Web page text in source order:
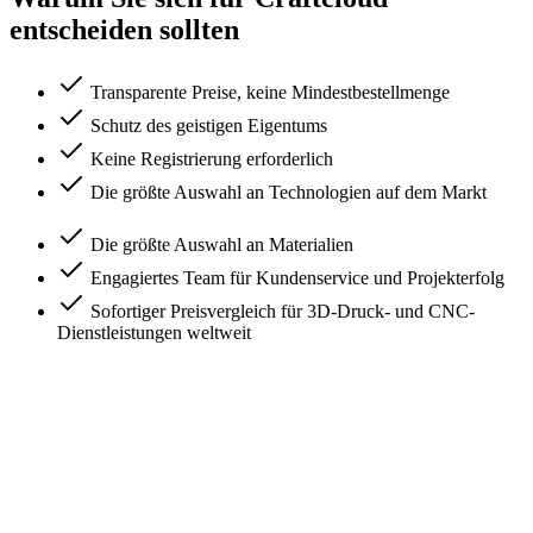
entscheiden sollten
Transparente Preise, keine Mindestbestellmenge
Schutz des geistigen Eigentums
Keine Registrierung erforderlich
Die größte Auswahl an Technologien auf dem Markt
Die größte Auswahl an Materialien
Engagiertes Team für Kundenservice und Projekterfolg
Sofortiger Preisvergleich für 3D-Druck- und CNC-
Dienstleistungen weltweit